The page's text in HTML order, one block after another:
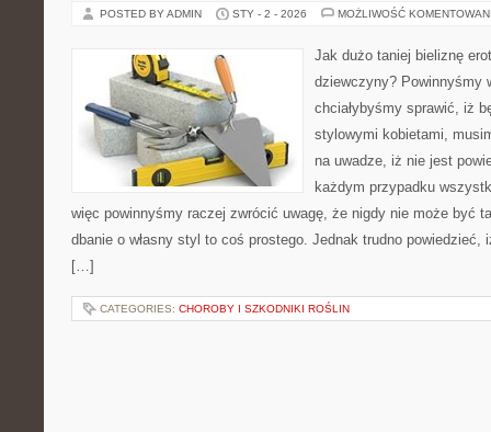
POSTED BY ADMIN STY - 2 - 2026 MOŻLIWOŚĆ
Jak dużo taniej bieliznę
dziewczyny? Powinnyśmy
chciałybyśmy sprawić, iż
stylowymi kobietami,
na uwadze, iż nie jest
każdym przypadku
więc powinnyśmy raczej zwrócić uwagę, że nigdy nie może być
dbanie o własny styl to coś prostego. Jednak trudno
[…]
CATEGORIES: CHOROBY I SZKODNIKI ROŚLIN